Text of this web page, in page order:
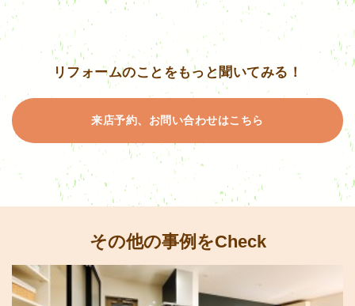
リフォームのことをもっと聞いてみる！
来店予約、お問い合わせはこちら
その他の事例をCheck